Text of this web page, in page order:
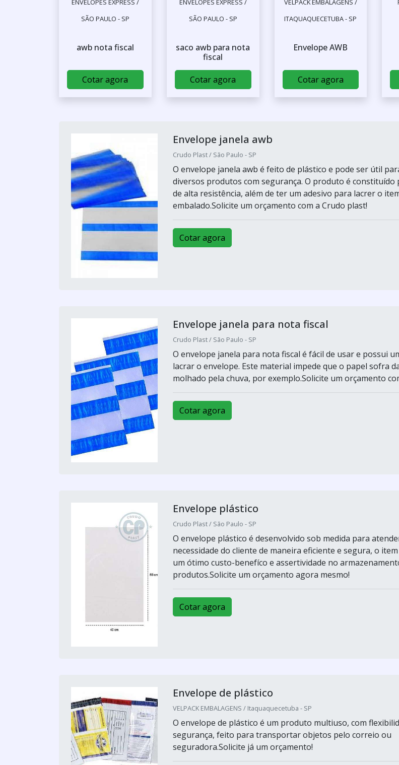
ENVELOPES EXPRESS /
SÃO PAULO - SP
awb nota fiscal
Cotar agora
ENVELOPES EXPRESS /
SÃO PAULO - SP
saco awb para nota
fiscal
Cotar agora
VELPACK EMBALAGENS /
ITAQUAQUECETUBA - SP
Envelope AWB
Cotar agora
Envelope janela awb
Crudo Plast / São Paulo - SP
O envelope janela awb é feito de plástico e pode ser útil
diversos produtos com segurança. O produto é constituído
de alta resistência, além de ter um adesivo para lacrer o
embalado.Solicite um orçamento com a Crudo plast!
Cotar agora
Envelope janela para nota fiscal
Crudo Plast / São Paulo - SP
O envelope janela para nota fiscal é fácil de usar e possui
lacrar o envelope. Este material impede que o papel sofra
molhado pela chuva, por exemplo.Solicite um orçamento
Cotar agora
Envelope plástico
Crudo Plast / São Paulo - SP
O envelope plástico é desenvolvido sob medida para
necessidade do cliente de maneira eficiente e segura, o
um ótimo custo-benefíco e assertividade no
produtos.Solicite um orçamento agora mesmo!
Cotar agora
Envelope de plástico
VELPACK EMBALAGENS / Itaquaquecetuba - SP
O envelope de plástico é um produto multiuso, com
segurança, feito para transportar objetos pelo correio ou
seguradora.Solicite já um orçamento!